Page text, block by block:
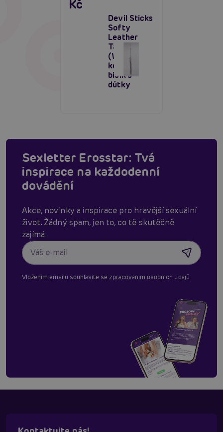
Devil Sticks
Softy
Leather
Tails Whip
(White),
kožený
bičík s
důtky
Kč
Sexletter Erosstar: Tvá
inspirace na každodenní
dovádění
Akce, novinky a inspirace pro hravější sexuální
život. Žádný spam, jen to, co tě skutěčně
zajímá.
Vložením emailu souhlasíte se zpracováním osobních údajů